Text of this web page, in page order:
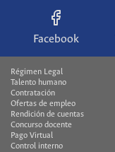
Facebook
Régimen Legal
Talento humano
Contratación
Ofertas de empleo
Rendición de cuentas
Concurso docente
Pago Virtual
Control interno